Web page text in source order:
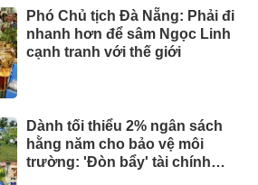
Phó Chủ tịch Đà Nẵng: Phải đi
nhanh hơn để sâm Ngọc Linh
cạnh tranh với thế giới
Dành tối thiểu 2% ngân sách
hằng năm cho bảo vệ môi
trường: 'Đòn bẩy' tài chính